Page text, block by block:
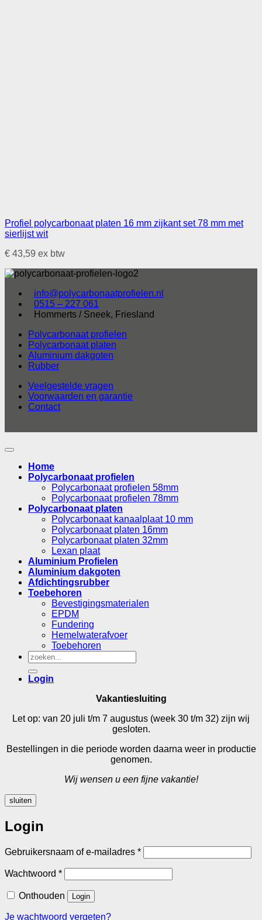
Profiel polycarbonaat platen 16 mm zijkant set 78 mm met
sierlijst wit
€ 43,59 ex btw
info@polycarbonaatprofielen.nl
0515 – 227 061
Hommerts / Sneek, Friesland
Polycarbonaat profielen
Polycarbonaat platen
Aluminium dakgoten
Rubber
Veelgestelde vragen
Voorwaarden en garantie
Contact
Home
Polycarbonaat profielen
Polycarbonaat profielen 58mm
Polycarbonaat profielen 78mm
Polycarbonaat platen
Polycarbonaat kanaalplaat 10 mm
Polycarbonaat platen 16mm
Polycarbonaat platen 32mm
Lexan plaat
Aluminium Profielen
Aluminium dakgoten
Afdichtingsrubber
Toebehoren
Bevestigingsmaterialen
EPDM
Fundering
Hemelwaterafvoer
Toebehoren
Zoeken
naar:
Login
Vakantiesluiting
Let op: van 20 juli t/m 7 augustus (week 30 t/m 32) zijn wij
gesloten.
Bestellingen in die periode worden daarna weer in productie
genomen.
Wij wensen u een fijne vakantie!
sluiten
Login
Gebruikersnaam of e-mailadres *Vereist
Wachtwoord *Vereist
Onthouden Login
Je wachtwoord vergeten?